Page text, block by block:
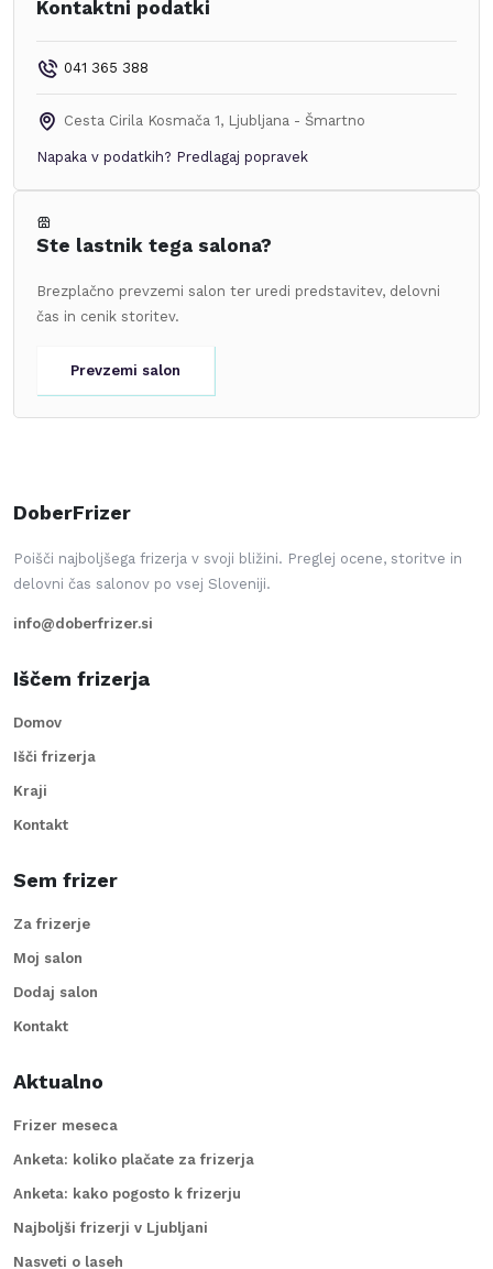
Kontaktni podatki
041 365 388
Cesta Cirila Kosmača 1, Ljubljana - Šmartno
Napaka v podatkih? Predlagaj popravek
Ste lastnik tega salona?
Brezplačno prevzemi salon ter uredi predstavitev, delovni
čas in cenik storitev.
Prevzemi salon
DoberFrizer
Poišči najboljšega frizerja v svoji bližini. Preglej ocene, storitve in
delovni čas salonov po vsej Sloveniji.
info@doberfrizer.si
Iščem frizerja
Domov
Išči frizerja
Kraji
Kontakt
Sem frizer
Za frizerje
Moj salon
Dodaj salon
Kontakt
Aktualno
Frizer meseca
Anketa: koliko plačate za frizerja
Anketa: kako pogosto k frizerju
Najboljši frizerji v Ljubljani
Nasveti o laseh